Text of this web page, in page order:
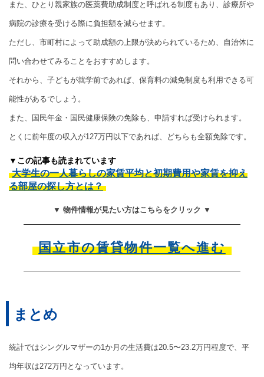
また、ひとり親家族の医薬費助成制度と呼ばれる制度もあり、診療所や
病院の診療を受ける際に負担額を減らせます。
ただし、市町村によって助成額の上限が決められているため、自治体に
問い合わせてみることをおすすめします。
それから、子どもが就学前であれば、保育料の減免制度も利用できる可
能性があるでしょう。
また、国民年金・国民健康保険の免除も、申請すれば受けられます。
とくに前年度の収入が127万円以下であれば、どちらも全額免除です。
▼この記事も読まれています
大学生の一人暮らしの家賃平均と初期費用や家賃を抑え
る部屋の探し方とは？
▼ 物件情報が見たい方はこちらをクリック ▼
国立市の賃貸物件一覧へ進む
まとめ
統計ではシングルマザーの1か月の生活費は20.5〜23.2万円程度で、平
均年収は272万円となっています。